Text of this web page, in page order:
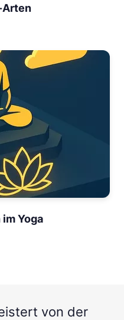
Arten
Yoga
von der